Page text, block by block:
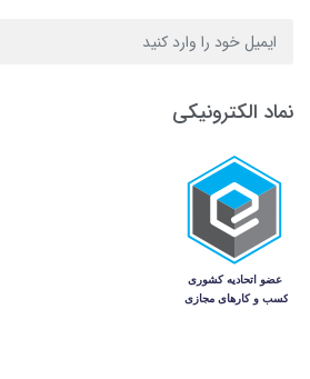
نماد الکترونیکی